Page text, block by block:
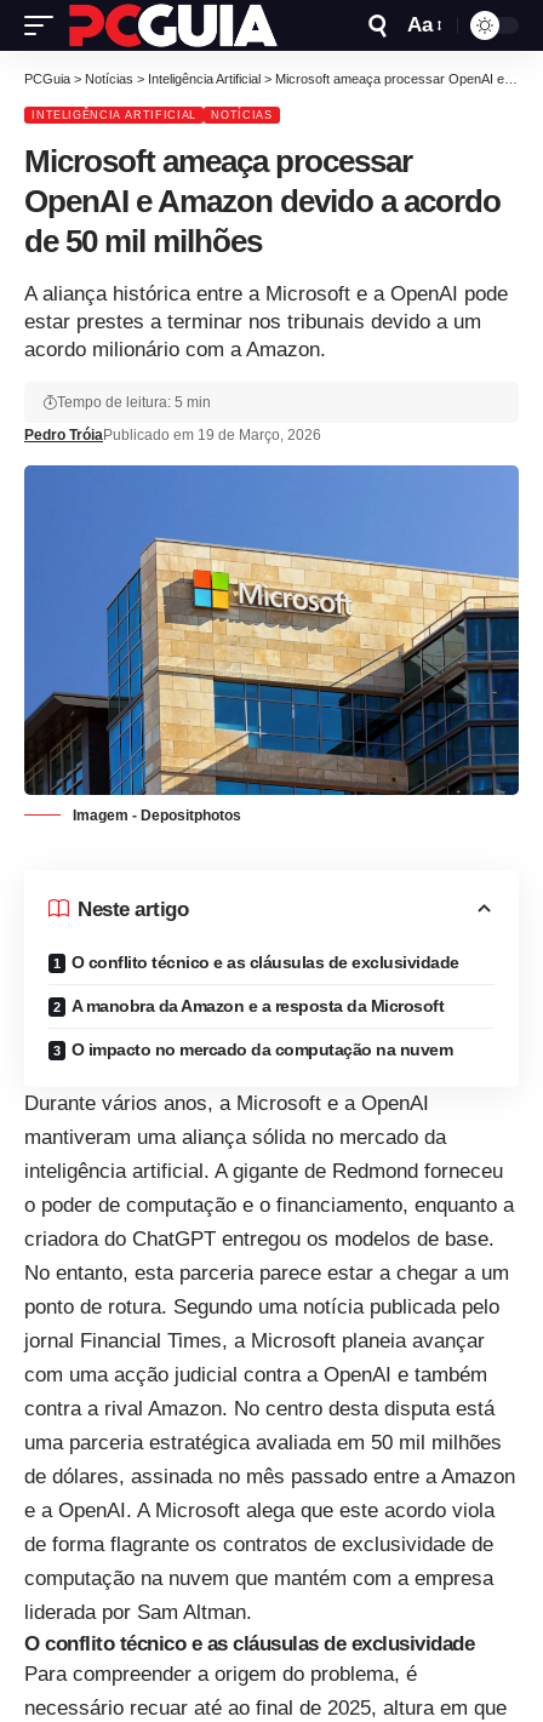
Aa
PCGuia > Notícias > Inteligência Artificial > Microsoft ameaça processar OpenAI e Amazon devido a acordo de 50 mil milhões
INTELIGÊNCIA ARTIFICIAL NOTÍCIAS
Microsoft ameaça processar
OpenAI e Amazon devido a acordo
de 50 mil milhões
A aliança histórica entre a Microsoft e a OpenAI pode
estar prestes a terminar nos tribunais devido a um
acordo milionário com a Amazon.
Pedro TróiaPublicado em 19 de Março, 2026
Tempo de leitura: 5 min
Imagem - Depositphotos
Neste artigo
O conflito técnico e as cláusulas de exclusividade
A manobra da Amazon e a resposta da Microsoft
O impacto no mercado da computação na nuvem
Durante vários anos, a Microsoft e a OpenAI
mantiveram uma aliança sólida no mercado da
inteligência artificial. A gigante de Redmond forneceu
o poder de computação e o financiamento, enquanto a
criadora do ChatGPT entregou os modelos de base.
No entanto, esta parceria parece estar a chegar a um
ponto de rotura. Segundo uma notícia publicada pelo
jornal Financial Times, a Microsoft planeia avançar
com uma acção judicial contra a OpenAI e também
contra a rival Amazon. No centro desta disputa está
uma parceria estratégica avaliada em 50 mil milhões
de dólares, assinada no mês passado entre a Amazon
e a OpenAI. A Microsoft alega que este acordo viola
de forma flagrante os contratos de exclusividade de
computação na nuvem que mantém com a empresa
liderada por Sam Altman.
O conflito técnico e as cláusulas de exclusividade
Para compreender a origem do problema, é
necessário recuar até ao final de 2025, altura em que